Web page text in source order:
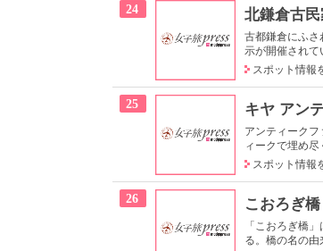
24 北鎌倉古
古都鎌倉にふ
示が開催され
スポット情報
25 キヤ アン
アンティーク
ィークで埋め
スポット情報
26 こおろぎ橋
「こおろぎ橋
る。橋の名の